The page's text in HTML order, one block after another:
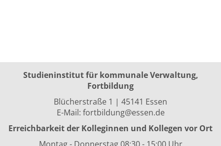
Studieninstitut für kommunale Verwaltung,
Fortbildung
Blücherstraße 1 | 45141 Essen
E-Mail: fortbildung@essen.de
Erreichbarkeit der Kolleginnen und Kollegen vor Ort